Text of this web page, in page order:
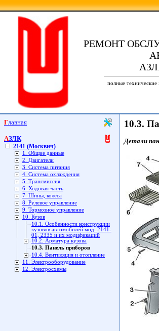
РЕМОНТ
полные технические
Главная
АЗЛК
2141 (Москвич)
1. Общие данные
2. Двигатели
3. Система питания
4. Система охлаждения
5. Трансмиссия
6. Ходовая часть
7. Шины, колеса
8. Рулевое управление
9. Тормозное управление
10. Кузов
10.1. Особенности конструкции
кузовов автомобилей мод. 2141-
01, 2335 и их модификаций
10.2. Арматура кузова
10.3. Панель приборов
10.4. Вентиляция и отопление
11. Электрооборудование
12. Электросхемы
10.3.
Детали